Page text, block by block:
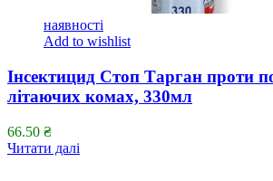
наявності
Add to wishlist
Інсектицид Стоп Тарган проти
літаючих комах, 330мл
66.50 ₴
Читати далі